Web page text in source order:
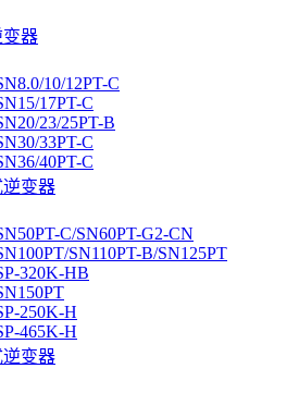
变器
10/12PT-C
17PT-C
23/25PT-B
33PT-C
40PT-C
变器
C/SN60PT-G2-CN
SN110PT-B/SN125PT
320K-HB
250K-H
465K-H
变器